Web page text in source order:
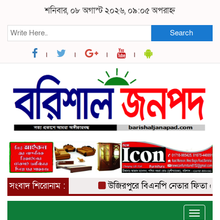
শনিবার, ০৮ অগাস্ট ২০২৬, ০৯:০৫ অপরাহ্ন
Search
সংবাদ শিরোনাম : উজিরপুরে বিএনপি নেতার ফিতা
Toggle